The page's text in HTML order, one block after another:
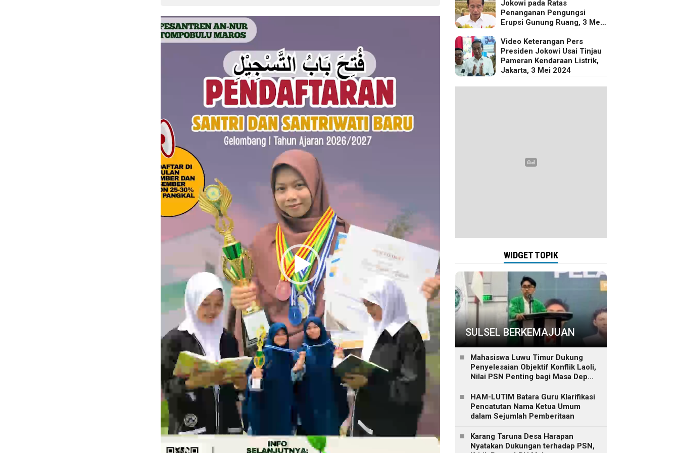
Pemutar
Video
Jokowi pada Ratas
Penanganan Pengungsi
Erupsi Gunung Ruang, 3 Mei
Video Keterangan Pers
Presiden Jokowi Usai Tinjau
Pameran Kendaraan Listrik,
Jakarta, 3 Mei 2024
WIDGET TOPIK
SULSEL BERKEMAJUAN
Mahasiswa Luwu Timur Dukung
Penyelesaian Objektif Konflik Laoli,
Nilai PSN Penting bagi Masa Depan
HAM-LUTIM Batara Guru Klarifikasi
Pencatutan Nama Ketua Umum
dalam Sejumlah Pemberitaan
Karang Taruna Desa Harapan
Nyatakan Dukungan terhadap PSN,